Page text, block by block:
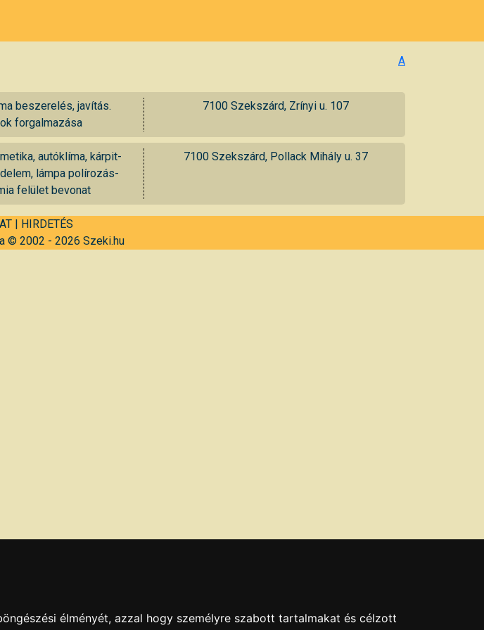
A
beszerelés, javítás.
forgalmazása
7100 Szekszárd, Zrínyi u. 107
autóklíma, kárpit-
lámpa polírozás-
felület bevonat
7100 Szekszárd, Pollack Mihály u. 37
| HIRDETÉS
© 2002 - 2026 Szeki.hu
élményét, azzal hogy személyre szabott tartalmakat és célzott